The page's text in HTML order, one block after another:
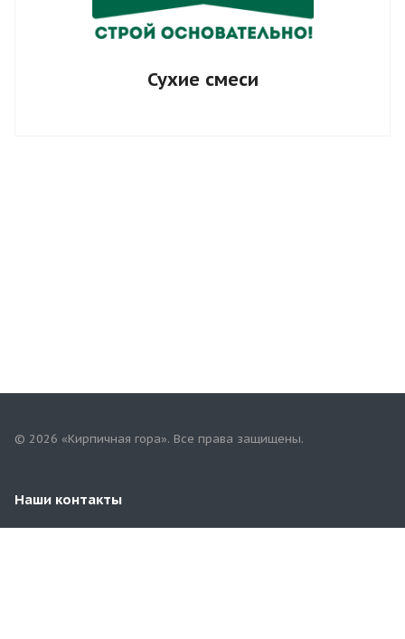
Сухие смеси
© 2026 «Кирпичная гора». Все права защищены.
Наши контакты
8(353)258-00-81